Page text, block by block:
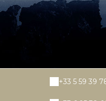
+33 5 59 39